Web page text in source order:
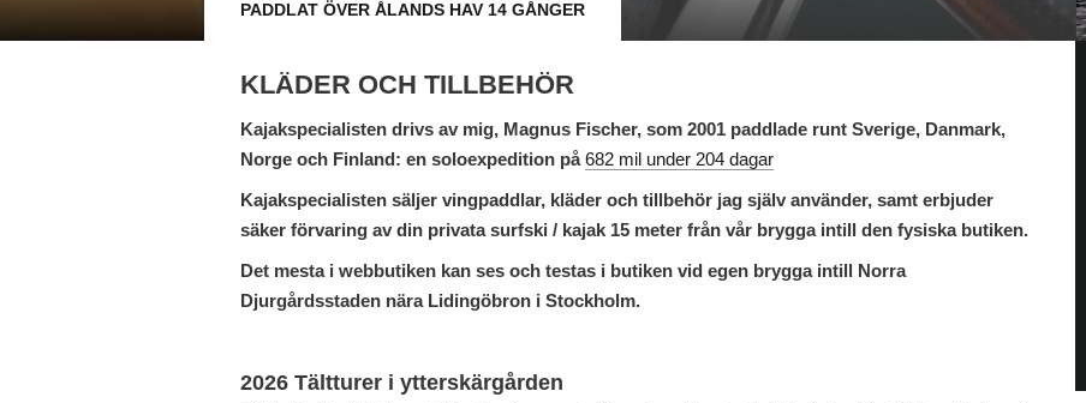
PADDLAT ÖVER ÅLANDS HAV 14 GÅNGER
KLÄDER OCH TILLBEHÖR
Kajakspecialisten drivs av mig, Magnus Fischer, som 2001 paddlade runt Sverige, Danmark,
Norge och Finland: en soloexpedition på682 mil under 204 dagar
Kajakspecialisten säljer vingpaddlar, kläder och tillbehör jag själv använder, samt erbjuder
säker förvaring av din privata surfski / kajak 15 meter från vår brygga intill den fysiska butiken.
Det mesta i webbutiken kan ses och testas i butiken vid egen brygga intill Norra
Djurgårdsstaden nära Lidingöbron i Stockholm.
2026 Tältturer i ytterskärgården